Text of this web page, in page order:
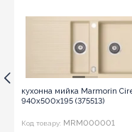
кухонна мийка Marmorin
940х500х195 (375513)
Код товару: MRM000001